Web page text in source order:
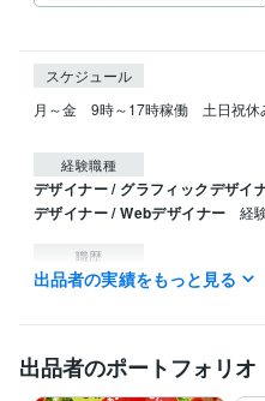
スケジュール
月～金　9時～17時稼働　土日祝休
経験職種
デザイナー / グラフィックデザイ
デザイナー / Webデザイナー 経
職歴
TSUKIDESIGN 2019年1月 ~ 現在
ビジネス・クリエイティブツー
出品者の実績をもっと見る
出品者のポートフォリオ